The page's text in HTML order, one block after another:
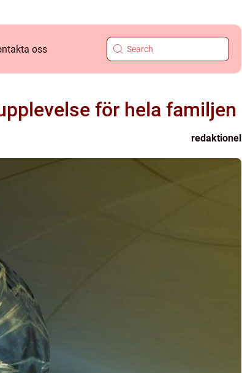
oss
för hela familjen
redaktionel